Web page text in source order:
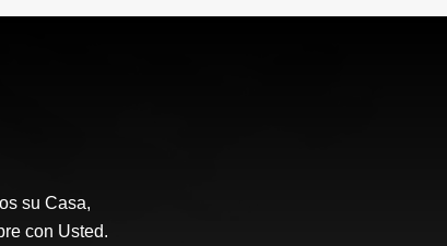
su Casa,
con Usted.